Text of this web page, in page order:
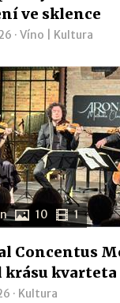
ve sklence
· Víno Kultura
10 1
Concentus
krásu kvarteta
· Kultura